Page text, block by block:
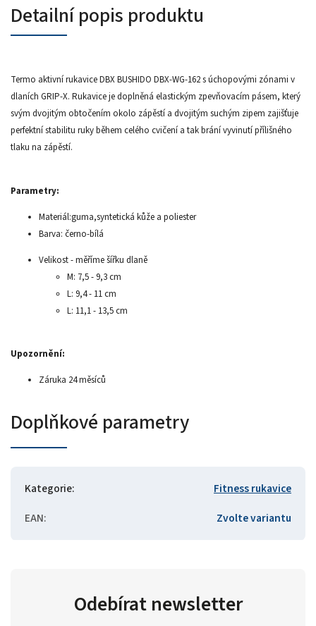
Detailní popis produktu
Termo aktivní rukavice DBX BUSHIDO DBX-WG-162 s úchopovými zónami v
dlaních GRIP-X. Rukavice je doplněná elastickým zpevňovacím pásem, který
svým dvojitým obtočením okolo zápěstí a dvojitým suchým zipem zajišťuje
perfektní stabilitu ruky během celého cvičení a tak brání vyvinutí přílišného
tlaku na zápěstí.
Parametry:
Materiál:guma,syntetická kůže a poliester
Barva: černo-bílá
Velikost - měříme šířku dlaně
M: 7,5 - 9,3 cm
L: 9,4 - 11 cm
L: 11,1 - 13,5 cm
Upozornění:
Záruka 24 měsíců
Doplňkové parametry
Kategorie:
Fitness rukavice
EAN: Zvolte variantu
Odebírat newsletter